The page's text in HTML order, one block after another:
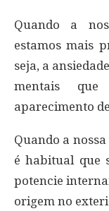
Quando a
estamos mais
seja, a
mentais
aparecimento
Quando a
é habitual que
potencie
origem no